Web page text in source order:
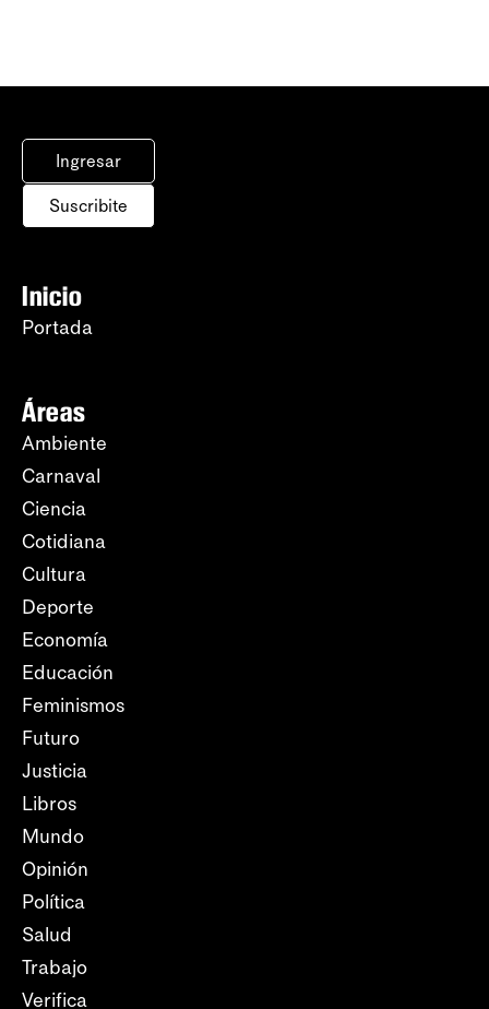
Ingresar
Suscribite
Inicio
Portada
Áreas
Ambiente
Carnaval
Ciencia
Cotidiana
Cultura
Deporte
Economía
Educación
Feminismos
Futuro
Justicia
Libros
Mundo
Opinión
Política
Salud
Trabajo
Verifica